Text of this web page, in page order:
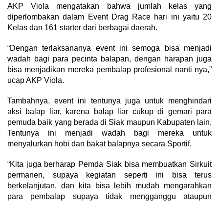
AKP Viola mengatakan bahwa jumlah kelas yang
diperlombakan dalam Event Drag Race hari ini yaitu 20
Kelas dan 161 starter dari berbagai daerah.
“Dengan terlaksananya event ini semoga bisa menjadi
wadah bagi para pecinta balapan, dengan harapan juga
bisa menjadikan mereka pembalap profesional nanti nya,”
ucap AKP Viola.
Tambahnya, event ini tentunya juga untuk menghindari
aksi balap liar, karena balap liar cukup di gemari para
pemuda baik yang berada di Siak maupun Kabupaten lain.
Tentunya ini menjadi wadah bagi mereka untuk
menyalurkan hobi dan bakat balapnya secara Sportif.
“Kita juga berharap Pemda Siak bisa membuatkan Sirkuit
permanen, supaya kegiatan seperti ini bisa terus
berkelanjutan, dan kita bisa lebih mudah mengarahkan
para pembalap supaya tidak mengganggu ataupun